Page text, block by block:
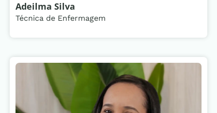
Adeilma Silva
Técnica de Enfermagem